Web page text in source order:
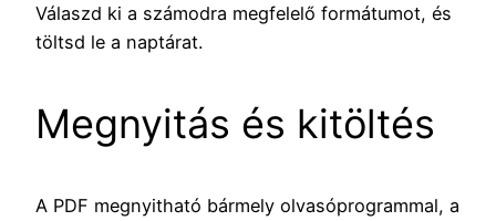
Válaszd ki a számodra megfelelő formátumot, és
töltsd le a naptárat.
Megnyitás és kitöltés
A PDF megnyitható bármely olvasóprogrammal, a